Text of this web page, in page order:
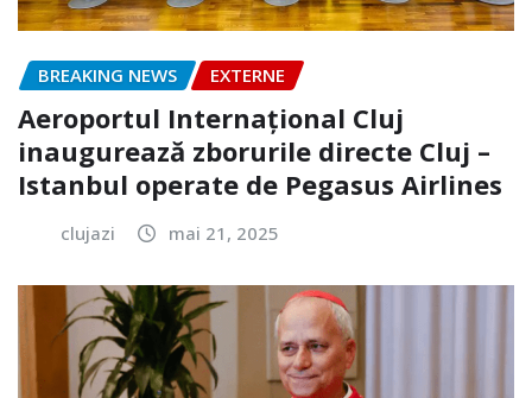
BREAKING NEWS EXTERNE
Aeroportul Internațional Cluj
inaugurează zborurile directe Cluj –
Istanbul operate de Pegasus Airlines
clujazi mai 21, 2025